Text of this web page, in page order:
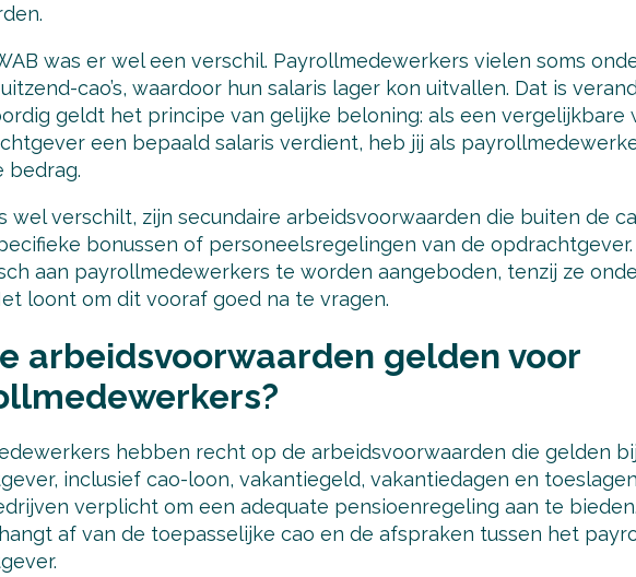
was er wel een verschil. Payrollmedewerkers vielen soms
cao’s, waardoor hun salaris lager kon uitvallen. Dat is
geldt het principe van gelijke beloning: als een vergelijkbare
een bepaald salaris verdient, heb jij als
bedrag.
wel verschilt, zijn secundaire arbeidsvoorwaarden die buiten de
bonussen of personeelsregelingen van de
aan payrollmedewerkers te worden aangeboden, tenzij ze
loont om dit vooraf goed na te vragen.
arbeidsvoorwaarden gelden voor
hebben recht op de arbeidsvoorwaarden die gelden
inclusief cao-loon, vakantiegeld, vakantiedagen en
verplicht om een adequate pensioenregeling aan te
af van de toepasselijke cao en de afspraken tussen het